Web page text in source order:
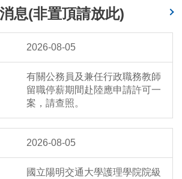
息(非置頂請放此)
2026-08-05
有關公務員及兼任行政職務教師
留職停薪期間赴陸應申請許可一
案，請查照。
2026-08-05
國立陽明交通大學護理學院院級